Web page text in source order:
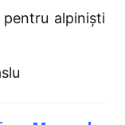
pentru alpiniști